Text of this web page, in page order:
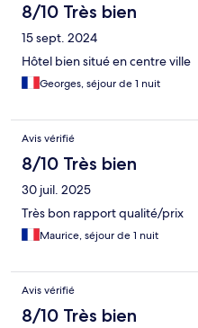
8/10 Très bien
15 sept. 2024
Hôtel bien situé en centre ville
Georges, séjour de 1 nuit
Avis vérifié
8/10 Très bien
30 juil. 2025
Très bon rapport qualité/prix
Maurice, séjour de 1 nuit
Avis vérifié
8/10 Très bien